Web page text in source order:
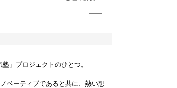
発展プロセス、組織の史的研究を
」プロジェクトのひとつ。
ベーティブであると共に、熱い想